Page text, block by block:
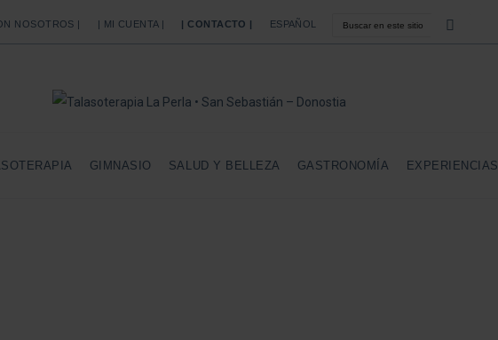
NOSOTROS | | MI CUENTA | | CONTACTO | ESPAÑOL
GIMNASIO SALUD Y BELLEZA GASTRONOMÍA EXPERIENCIAS